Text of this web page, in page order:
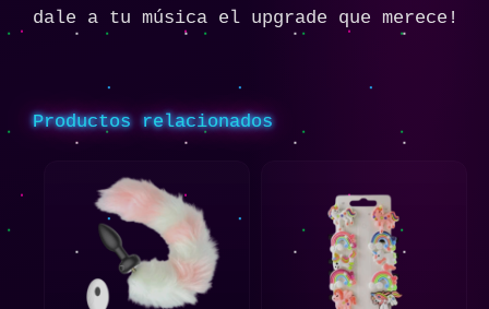
dale a tu música el upgrade que merece!
Productos relacionados